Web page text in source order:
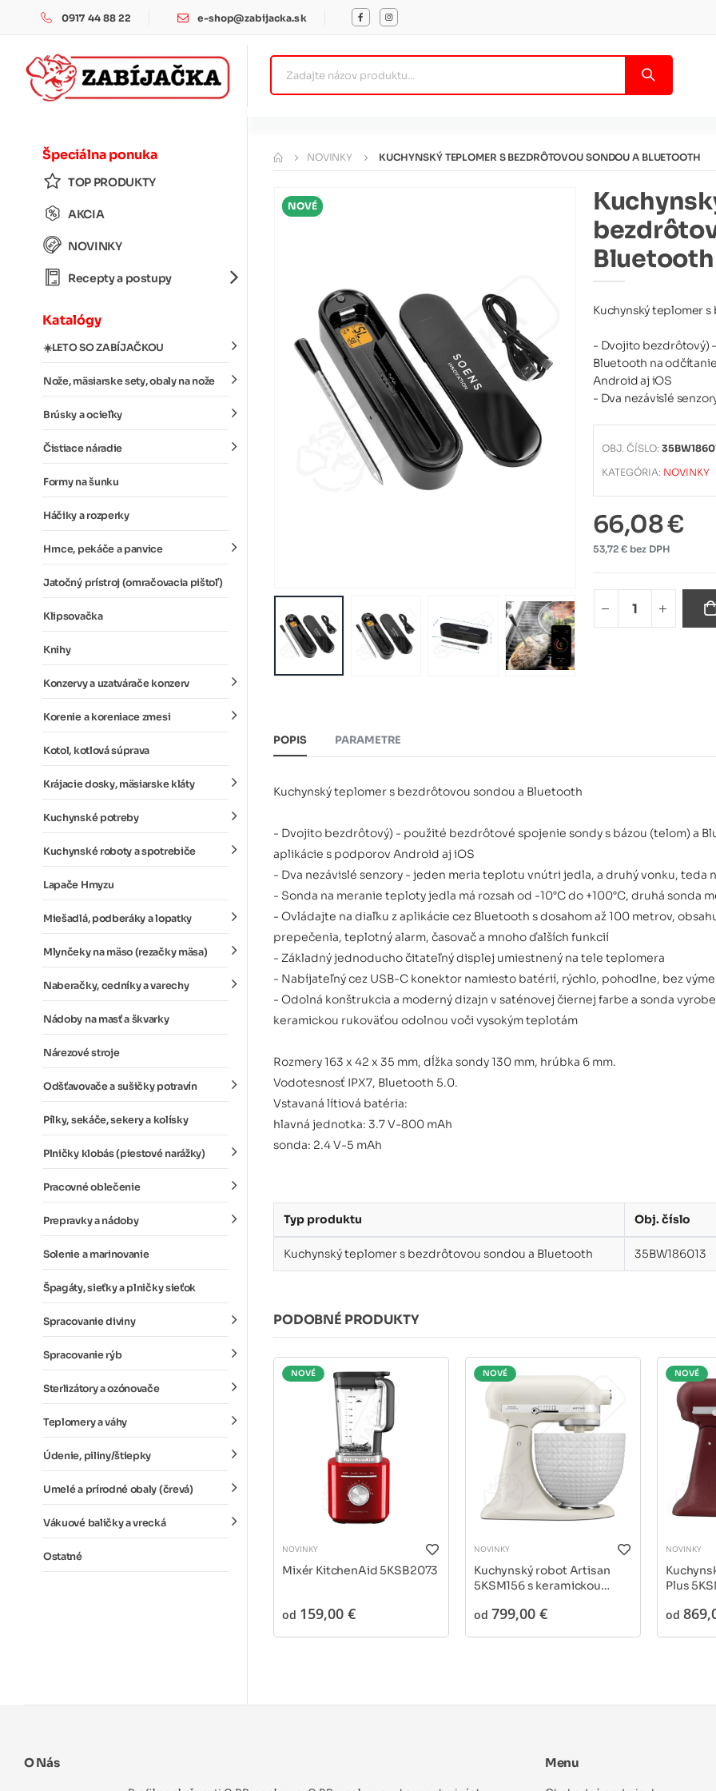
0917 44 88 22 e-shop@zabijacka.sk
Špeciálna ponuka
TOP PRODUKTY
AKCIA
NOVINKY
Recepty a postupy
Katalógy
☀️LETO SO ZABÍJAČKOU
Nože, mäsiarske sety, obaly na nože
Brúsky a ocieľky
Čistiace náradie
Formy na šunku
Háčiky a rozperky
Hrnce, pekáče a panvice
Jatočný prístroj (omračovacia pištoľ)
Klipsovačka
Knihy
Konzervy a uzatvárače konzerv
Korenie a koreniace zmesi
Kotol, kotlová súprava
Krájacie dosky, mäsiarske kláty
Kuchynské potreby
Kuchynské roboty a spotrebiče
Lapače Hmyzu
Miešadlá, podberáky a lopatky
Mlynčeky na mäso (rezačky mäsa)
Naberačky, cedníky a varechy
Nádoby na masť a škvarky
Nárezové stroje
Odšťavovače a sušičky potravín
Pílky, sekáče, sekery a kolísky
Plničky klobás (piestové narážky)
Pracovné oblečenie
Prepravky a nádoby
Solenie a marinovanie
Špagáty, sieťky a plničky sieťok
Spracovanie diviny
Spracovanie rýb
Sterlizátory a ozónovače
Teplomery a váhy
Údenie, piliny/štiepky
Umelé a prírodné obaly (črevá)
Vákuové baličky a vrecká
Ostatné
NOVINKY KUCHYNSKÝ TEPLOMER S BEZDRÔTOVOU SONDOU A BLUETOOTH
NOVÉ
Bluetooth
Kuchynský teplomer
- Dvojito bezdrôtový)
Bluetooth na
Android aj iOS
- Dva nezávislé
OBJ. ČÍSLO:
KATEGÓRIA: NOVINKY
66,08 €
53,72 € bez DPH
POPIS PARAMETRE
Kuchynský teplomer s bezdrôtovou sondou a Bluetooth
- Dvojito bezdrôtový) - použité bezdrôtové spojenie sondy s bázou (telom) a
aplikácie s podporov Android aj iOS
- Dva nezávislé senzory - jeden meria teplotu vnútri jedla, a druhý vonku, teda
- Sonda na meranie teploty jedla má rozsah od -10°C do +100°C, druhá sonda
- Ovládajte na diaľku z aplikácie cez Bluetooth s dosahom až 100 metrov,
prepečenia, teplotný alarm, časovač a mnoho ďalších funkcií
- Základný jednoducho čitateľný displej umiestnený na tele teplomera
- Nabíjateľný cez USB-C konektor namiesto batérií, rýchlo, pohodlne, bez
- Odolná konštrukcia a moderný dizajn v saténovej čiernej farbe a sonda
keramickou rukoväťou odolnou voči vysokým teplotám
Rozmery 163 x 42 x 35 mm, dĺžka sondy 130 mm, hrúbka 6 mm.
Vodotesnosť IPX7, Bluetooth 5.0.
Vstavaná lítiová batéria:
hlavná jednotka: 3.7 V-800 mAh
sonda: 2.4 V-5 mAh
Typ produktu Obj. číslo
Kuchynský teplomer s bezdrôtovou sondou a Bluetooth 35BW186013
PODOBNÉ PRODUKTY
NOVÉ
NOVINKY
Mixér KitchenAid 5KSB2073
od 159,00 €
NOVÉ
NOVINKY
Kuchynský robot Artisan
5KSM156 s keramickou
od 799,00 €
NOVÉ
NOVINKY
Plus
od
O Nás Menu